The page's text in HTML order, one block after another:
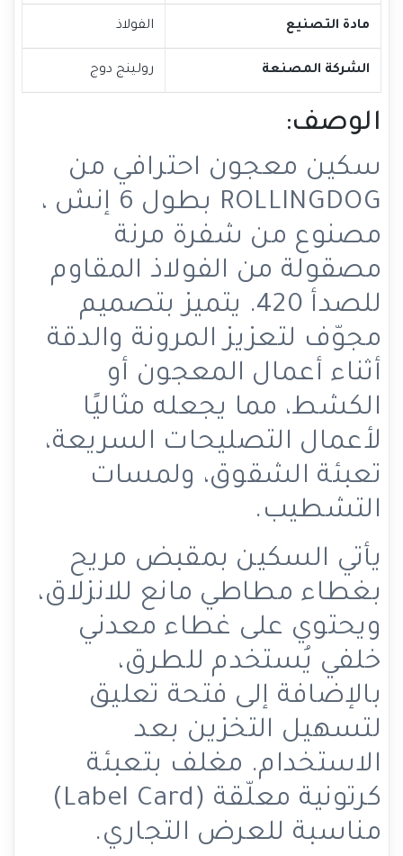
مادة التصنيع الفولاذ
الشركة المصنعة رولينج دوج
الوصف:
سكين معجون احترافي من
ROLLINGDOG بطول 6 إنش ،
مصنوع من شفرة مرنة
مصقولة من الفولاذ المقاوم
للصدأ 420. يتميز بتصميم
مجوّف لتعزيز المرونة والدقة
أثناء أعمال المعجون أو
الكشط، مما يجعله مثاليًا
لأعمال التصليحات السريعة،
تعبئة الشقوق، ولمسات
التشطيب.
يأتي السكين بمقبض مريح
بغطاء مطاطي مانع للانزلاق،
ويحتوي على غطاء معدني
خلفي يُستخدم للطرق،
بالإضافة إلى فتحة تعليق
لتسهيل التخزين بعد
الاستخدام. مغلف بتعبئة
كرتونية معلّقة (Label Card)
مناسبة للعرض التجاري.